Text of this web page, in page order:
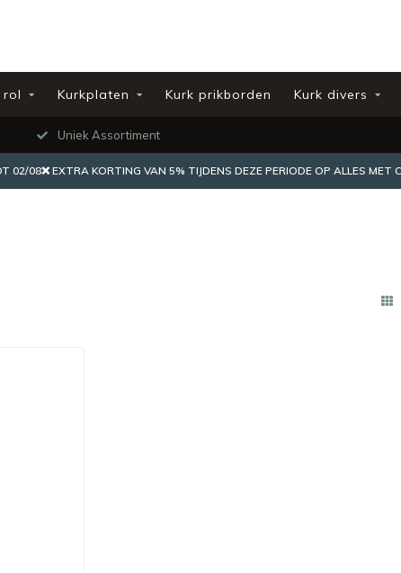
rol Kurkplaten Kurk prikborden Kurk divers
Uniek Assortiment
02/08❌ EXTRA KORTING VAN 5% TIJDENS DEZE PERIODE OP ALLES MET